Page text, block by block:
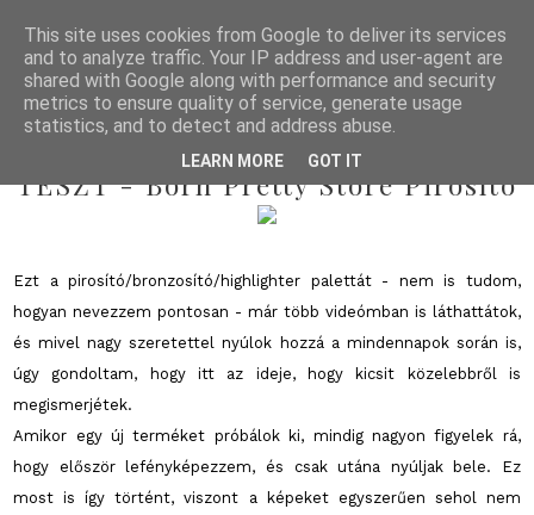
2014/01/14
TESZT - Born Pretty Store Pirosító
Ezt a pirosító/bronzosító/highlighter palettát - nem is tudom,
hogyan nevezzem pontosan - már több videómban is láthattátok,
és mivel nagy szeretettel nyúlok hozzá a mindennapok során is,
úgy gondoltam, hogy itt az ideje, hogy kicsit közelebbről is
megismerjétek.
Amikor egy új terméket próbálok ki, mindig nagyon figyelek rá,
hogy először lefényképezzem, és csak utána nyúljak bele. Ez
most is így történt, viszont a képeket egyszerűen sehol nem
This site uses cookies from Google to deliver its services
and to analyze traffic. Your IP address and user-agent are
shared with Google along with performance and security
metrics to ensure quality of service, generate usage
statistics, and to detect and address abuse.
LEARN MORE GOT IT